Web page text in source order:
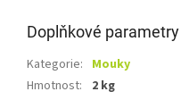
Doplňkové parametry
Kategorie: Mouky
Hmotnost: 2 kg